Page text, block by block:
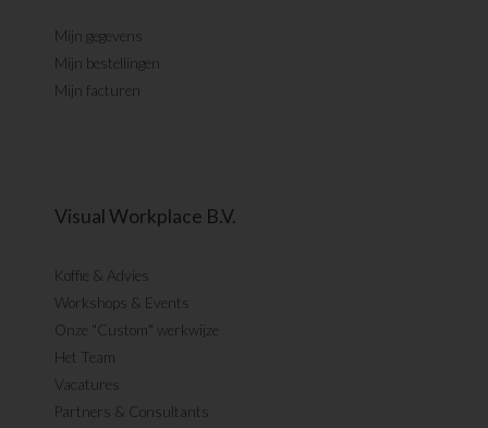
Mijn gegevens
Mijn bestellingen
Mijn facturen
Visual Workplace B.V.
Koffie & Advies
Workshops & Events
Onze "Custom" werkwijze
Het Team
Vacatures
Partners & Consultants